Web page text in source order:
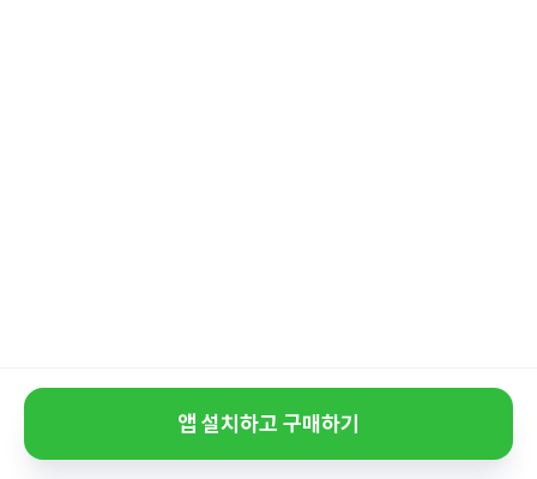
앱 설치하고 구매하기